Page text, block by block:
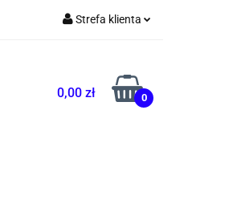
Strefa klienta
Zarejestruj się
Dodaj zgłoszenie
0,00 zł 0